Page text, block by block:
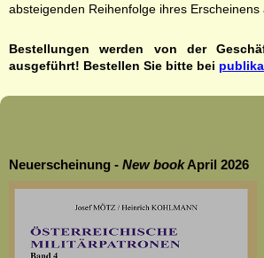
absteigenden Reihenfolge ihres Erscheinens
Bestellungen werden von der
ausgeführt! Bestellen Sie bitte bei
Neuerscheinung - New bookApril 2026